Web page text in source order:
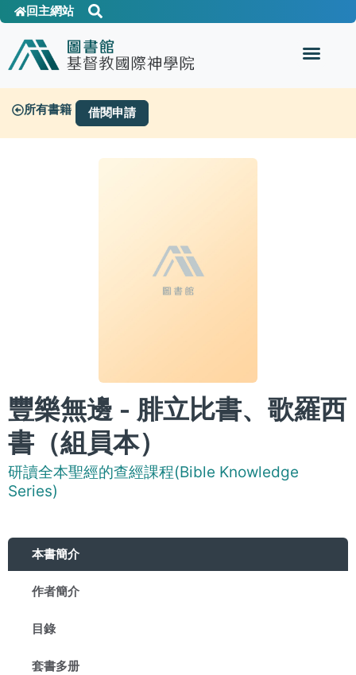
回主網站
所有書籍 借閱申請
豐樂無邊 - 腓立比書、歌羅西
書（組員本）
研讀全本聖經的查經課程(Bible Knowledge
Series)
本書簡介
作者簡介
目錄
套書多册